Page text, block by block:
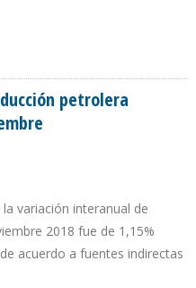
petrolera
la variación interanual de
2018 fue de 1,15%
acuerdo a fuentes indirectas